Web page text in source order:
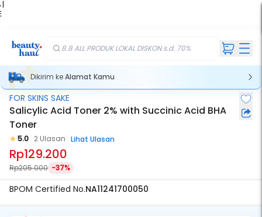
|
8.8 ALL PRODUK LOKAL DISKON s.d. 70%
Dikirim keAlamat Kamu
FOR SKINS SAKE
Salicylic Acid Toner 2% with Succinic Acid BHA
Toner
5.0 2 Ulasan Lihat Ulasan
Rp129.200
Rp205.000 -37%
BPOM Certified No.NA11241700050